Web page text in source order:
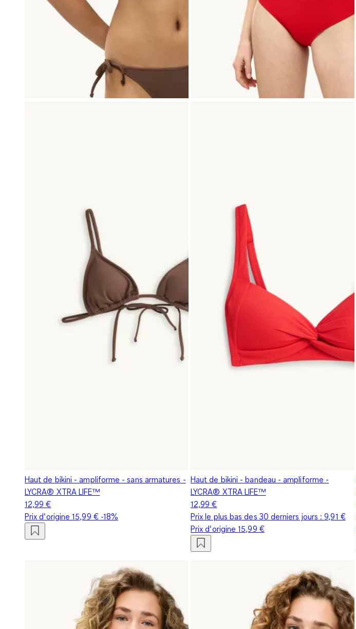
Haut de bikini - ampliforme - sans armatures -
LYCRA® XTRA LIFE™
12,99 €
Prix d‘origine15,99 €-18%
Haut de bikini - bandeau - ampliforme -
LYCRA® XTRA LIFE™
12,99 €
Prix le plus bas des 30 derniers jours :9,91 €
Prix d‘origine15,99 €